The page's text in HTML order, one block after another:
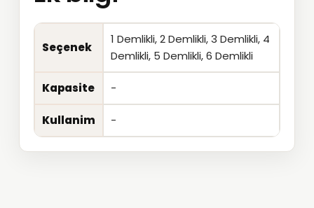
Seçenek
1 Demlikli, 2 Demlikli, 3 Demlikli, 4
Demlikli, 5 Demlikli, 6 Demlikli
Kapasite -
Kullanim -